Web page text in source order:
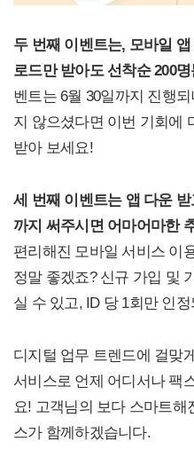
두 번째 이벤트는, 모바일
로드만 받아도 선착순 200
벤트는 6월 30일까지 진행
지 않으셨다면 이번 기회에
받아 보세요!
세 번째 이벤트는앱 다운 받
까지 써주시면 어마어마한
편리해진 모바일 서비스 이
정말 좋겠죠? 신규 가입 및
실 수 있고, ID 당 1회만 인
디지털 업무 트렌드에 걸맞
서비스로 언제 어디서나 팩
요! 고객님의 보다 스마트
스가 함께하겠습니다.